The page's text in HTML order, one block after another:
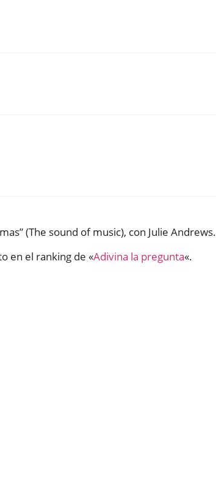
(The sound of music), con Julie Andrews.
en el ranking de «Adivina la pregunta«.